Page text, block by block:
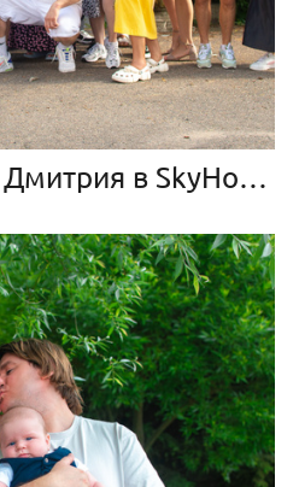
День рождения Дмитрия в SkyHouse